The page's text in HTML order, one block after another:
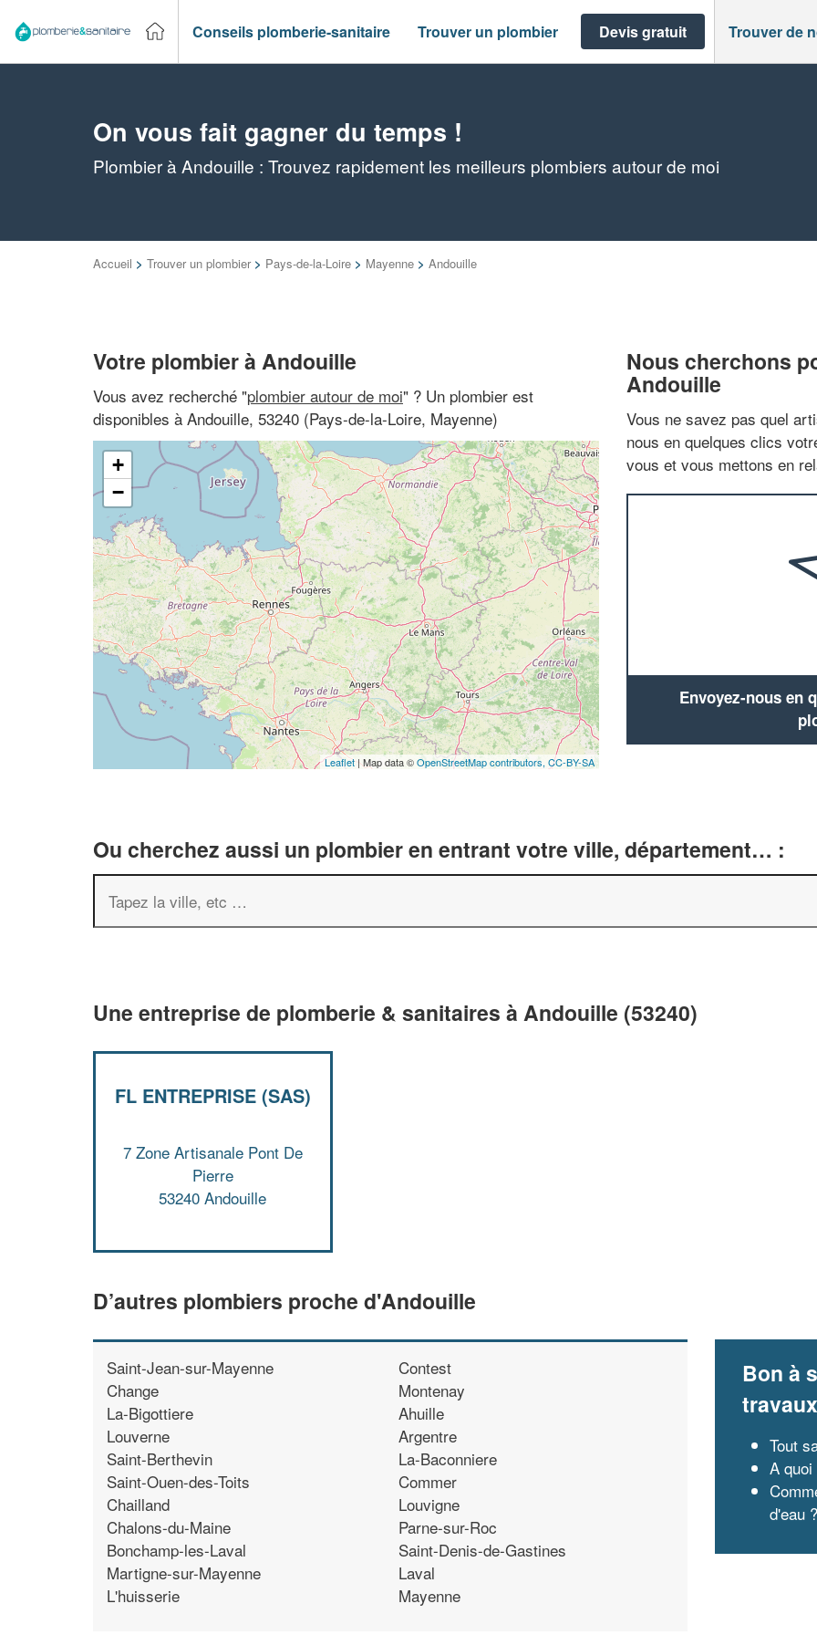
Conseils plomberie-sanitaire Trouver un plombier Devis gratuit Trouver de
On vous fait gagner du temps !
Plombier à Andouille : Trouvez rapidement les meilleurs plombiers autour de moi
Accueil > Trouver un plombier > Pays-de-la-Loire > Mayenne > Andouille
Votre plombier à Andouille
Vous avez recherché "plombier autour de moi" ? Un plombier est
disponibles à Andouille, 53240 (Pays-de-la-Loire, Mayenne)
+
−
Leaflet| Map data ©OpenStreetMap contributors, CC-BY-SA
Nous cherchons
Andouille
Vous ne savez pas quel
nous en quelques clics
vous et vous mettons en
Envoyez-nous en
Ou cherchez aussi un plombier en entrant votre ville, département… :
Une entreprise de plomberie & sanitaires à Andouille (53240)
FL ENTREPRISE (SAS)
7 Zone Artisanale Pont De
Pierre
53240 Andouille
D’autres plombiers proche d'Andouille
Saint-Jean-sur-Mayenne
Change
La-Bigottiere
Louverne
Saint-Berthevin
Saint-Ouen-des-Toits
Chailland
Chalons-du-Maine
Bonchamp-les-Laval
Martigne-sur-Mayenne
L'huisserie
Contest
Montenay
Ahuille
Argentre
La-Baconniere
Commer
Louvigne
Parne-sur-Roc
Saint-Denis-de-Gastines
Laval
Mayenne
Bon à
travaux
Tout
A
d'eau ?